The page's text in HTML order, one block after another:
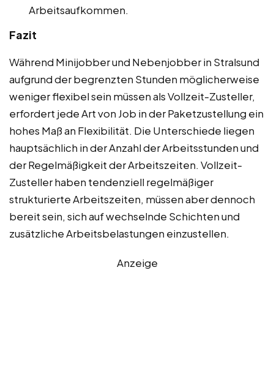
Arbeitsaufkommen.
Fazit
Während Minijobber und Nebenjobber in Stralsund
aufgrund der begrenzten Stunden möglicherweise
weniger flexibel sein müssen als Vollzeit-Zusteller,
erfordert jede Art von Job in der Paketzustellung ein
hohes Maß an Flexibilität. Die Unterschiede liegen
hauptsächlich in der Anzahl der Arbeitsstunden und
der Regelmäßigkeit der Arbeitszeiten. Vollzeit-
Zusteller haben tendenziell regelmäßiger
strukturierte Arbeitszeiten, müssen aber dennoch
bereit sein, sich auf wechselnde Schichten und
zusätzliche Arbeitsbelastungen einzustellen.
Anzeige